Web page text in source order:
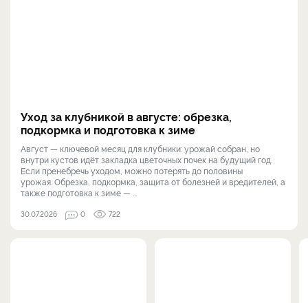
Уход за клубникой в августе: обрезка,
подкормка и подготовка к зиме
Август — ключевой месяц для клубники: урожай собран, но
внутри кустов идёт закладка цветочных почек на будущий год.
Если пренебречь уходом, можно потерять до половины
урожая. Обрезка, подкормка, защита от болезней и вредителей, а
также подготовка к зиме — ...
30.07.2026 0 722